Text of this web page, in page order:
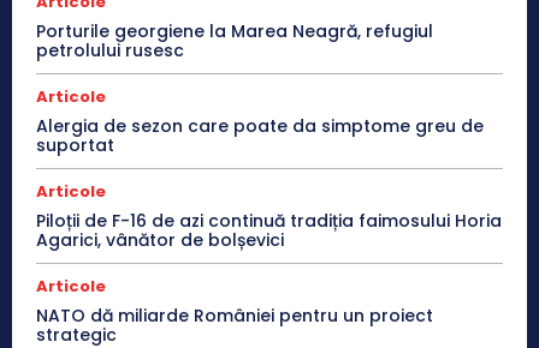
Porturile georgiene la Marea Neagră, refugiul
petrolului rusesc
Articole
Alergia de sezon care poate da simptome greu de
suportat
Articole
Piloții de F-16 de azi continuă tradiția faimosului Horia
Agarici, vânător de bolșevici
Articole
NATO dă miliarde României pentru un proiect
strategic